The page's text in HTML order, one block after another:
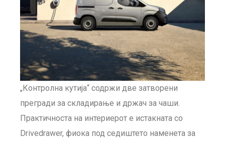
„Контролна кутија“ содржи две затворени
прегради за складирање и држач за чаши.
Практичноста на интериерот е истакната со
Drivedrawer, фиока под седиштето наменета за